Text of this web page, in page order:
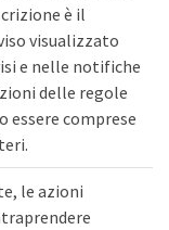
è il
visualizzato
e nelle notifiche
delle regole
essere comprese
le azioni